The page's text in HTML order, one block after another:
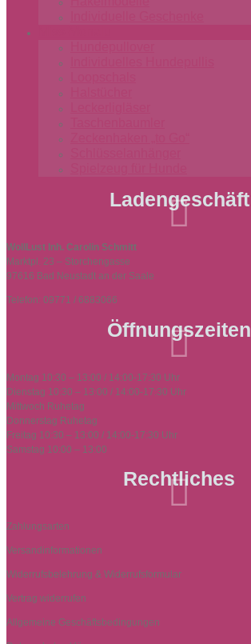
Ladengeschäft

WollLust Inh. Carolin Schmitt
Marktpl. 23 – Storchengasse
97616 Bad Neustadt an der Saale
Telefon: 09771 / 6883066
Öffnungszeiten

Montag 10:30 – 13:00 / 14:00-17:30 Uhr
Dienstag 10:30 – 13:00 / 14:00-17:30 Uhr
Mittwoch Ruhetag
Donnerstag Ruhetag
Freitag 10:30 – 13:00 / 14:00-17:30 Uhr
Samstag 10:00 – 13:00
Rechtliches

Zahlungsarten
Versandinformationen
Widerrufsbelehrung & Widerrufsformular
Vertrag widerrufen
Allgemeine Geschäftsbedingungen